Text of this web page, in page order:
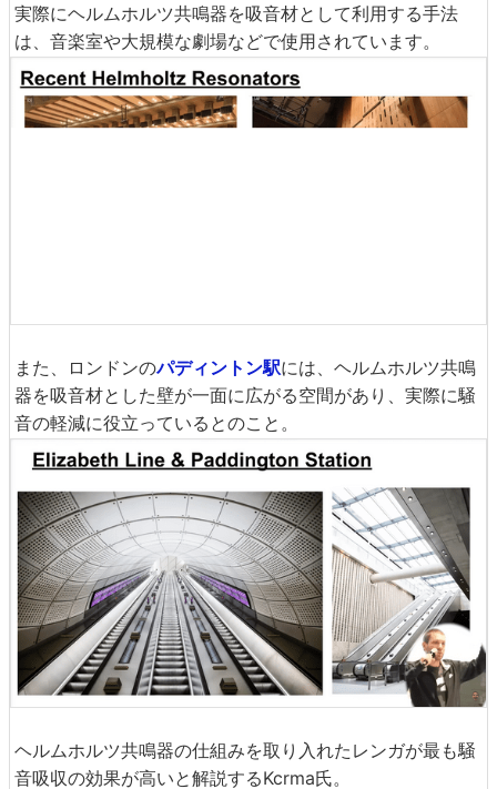
実際にヘルムホルツ共鳴器を吸音材として利用する手法
は、音楽室や大規模な劇場などで使用されています。
また、ロンドンのパディントン駅には、ヘルムホルツ共鳴
器を吸音材とした壁が一面に広がる空間があり、実際に騒
音の軽減に役立っているとのこと。
ヘルムホルツ共鳴器の仕組みを取り入れたレンガが最も騒
音吸収の効果が高いと解説するKcrma氏。